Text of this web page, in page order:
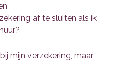
af te sluiten als ik